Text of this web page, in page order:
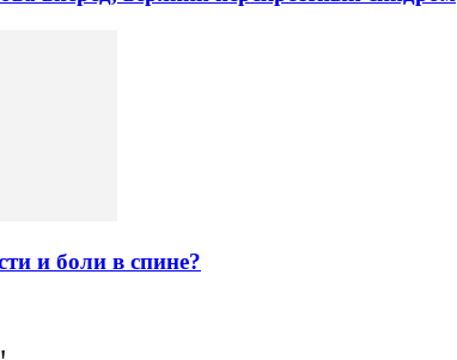
и боли в спине?